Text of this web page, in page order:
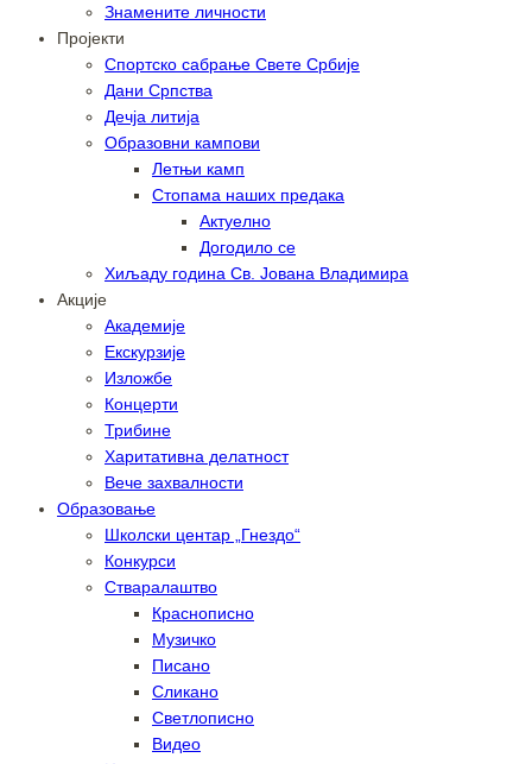
Знамените личности
Пројекти
Спортско сабрање Свете Србије
Дани Српства
Дечја литија
Образовни кампови
Летњи камп
Стопама наших предака
Актуелно
Догодило се
Хиљаду година Св. Јована Владимира
Акције
Академије
Екскурзије
Изложбе
Концерти
Трибине
Харитативна делатност
Вече захвалности
Образовање
Школски центар „Гнездо“
Конкурси
Стваралаштво
Краснописно
Музичко
Писано
Сликано
Светлописно
Видео